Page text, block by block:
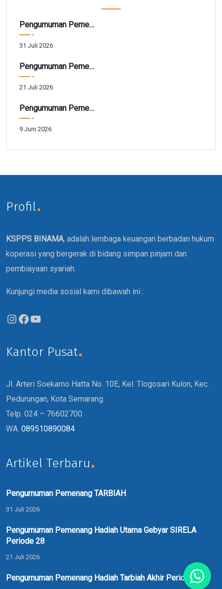
Pengumuman Pemenang TARBIAH
31 Juli 2026
Pengumuman Pemenang Hadiah Utama Gebyar SIRELA Periode 28
21 Juli 2026
Pengumuman Pemenang Hadiah Tarbiah Akhir Periode 41
9 Juni 2026
Profil
KSPPS BINAMA, adalah lembaga keuangan berbadan hukum
koperasi yang bergerak di bidang simpan pinjam dan
pembiayaan syariah.
Kunjungi media sosial kami dibawah ini :
Kantor Pusat
Jl. Arteri Soekarno Hatta No. 10E, Kel. Tlogosari Kulon, Kec.
Pedurungan, Kota Semarang.
Telp. 024 – 76602700
WA. 089510890084
Artikel Terbaru
Pengumuman Pemenang TARBIAH
31 Juli 2026
Pengumuman Pemenang Hadiah Utama Gebyar SIRELA
Periode 28
21 Juli 2026
Pengumuman Pemenang Hadiah Tarbiah Akhir Periode 41